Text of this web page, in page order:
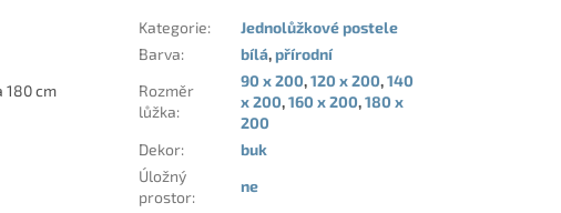
180 cm
Kategorie:
Jednolůžkové postele
Barva: bílá,přírodní
Rozměr
lůžka:
90 x 200,120 x 200,140
x 200,160 x 200,180 x
200
Dekor:
buk
Úložný
prostor:
ne